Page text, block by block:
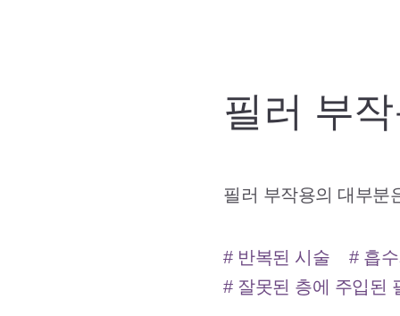
필러 부
필러 부작용의 대부분
# 반복된 시술 # 흡수
# 잘못된 층에 주입된